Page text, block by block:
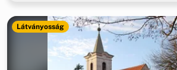
Látványosság